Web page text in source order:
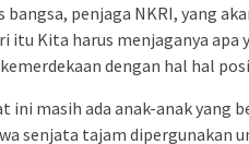
bangsa, penjaga NKRI, yang
itu Kita harus menjaganya
dengan hal hal
ini masih ada anak-anak yang
senjata tajam dipergunakan